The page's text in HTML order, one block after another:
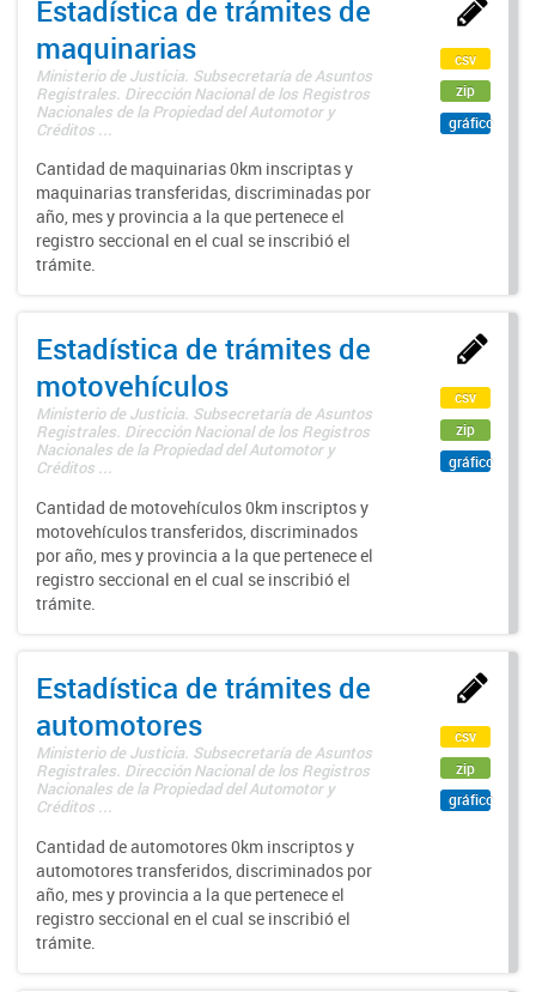
Estadística de trámites de
maquinarias
Ministerio de Justicia. Subsecretaría de Asuntos
Registrales. Dirección Nacional de los Registros
Nacionales de la Propiedad del Automotor y
Créditos ...
Cantidad de maquinarias 0km inscriptas y
maquinarias transferidas, discriminadas por
año, mes y provincia a la que pertenece el
registro seccional en el cual se inscribió el
trámite.
csv
zip
gráfico
Estadística de trámites de
motovehículos
Ministerio de Justicia. Subsecretaría de Asuntos
Registrales. Dirección Nacional de los Registros
Nacionales de la Propiedad del Automotor y
Créditos ...
Cantidad de motovehículos 0km inscriptos y
motovehículos transferidos, discriminados
por año, mes y provincia a la que pertenece el
registro seccional en el cual se inscribió el
trámite.
csv
zip
gráfico
Estadística de trámites de
automotores
Ministerio de Justicia. Subsecretaría de Asuntos
Registrales. Dirección Nacional de los Registros
Nacionales de la Propiedad del Automotor y
Créditos ...
Cantidad de automotores 0km inscriptos y
automotores transferidos, discriminados por
año, mes y provincia a la que pertenece el
registro seccional en el cual se inscribió el
trámite.
csv
zip
gráfico